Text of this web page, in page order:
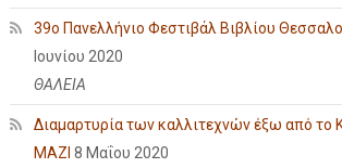
39ο Πανελλήνιο Φεστιβάλ Βιβλίου
Ιουνίου 2020
ΘΑΛΕΙΑ
Διαμαρτυρία των καλλιτεχνών έξω από το
ΜΑΖΙ 8 Μαΐου 2020